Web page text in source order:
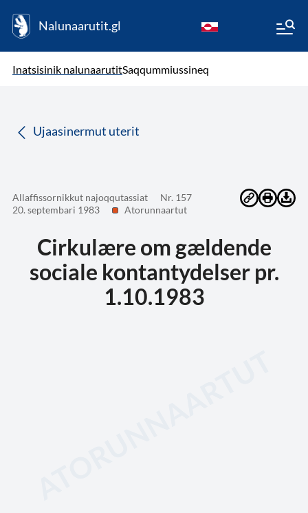
Nalunaarutit.gl
Inatsisinik nalunaarutitSaqqummiussineq
Ujaasinermut uterit
Allaffissornikkut najoqqutassiat
Nr. 157
20. septembari 1983
Atorunnaartut
Cirkulære om gældende
sociale kontantydelser pr.
1.10.1983